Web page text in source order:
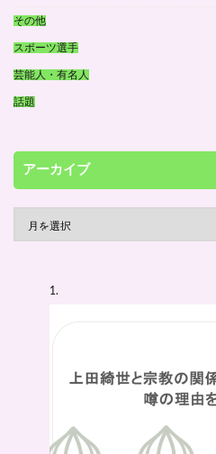
その他
スポーツ選手
芸能人・有名人
話題
アーカイブ